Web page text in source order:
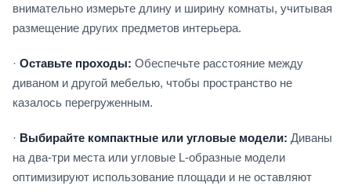
внимательно измерьте длину и ширину комнаты, учитывая
размещение других предметов интерьера.
· Оставьте проходы: Обеспечьте расстояние между
диваном и другой мебелью, чтобы пространство не
казалось перегруженным.
· Выбирайте компактные или угловые модели: Диваны
на два-три места или угловые L-образные модели
оптимизируют использование площади и не оставляют